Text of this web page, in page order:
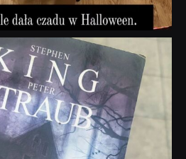
dobryhorror
Wrz 23